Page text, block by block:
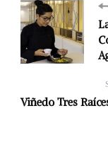
Viñedo Tres